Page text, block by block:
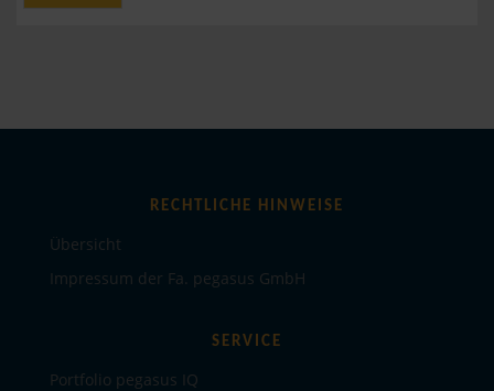
RECHTLICHE HINWEISE
Übersicht
Impressum der Fa. pegasus GmbH
SERVICE
Portfolio pegasus IQ